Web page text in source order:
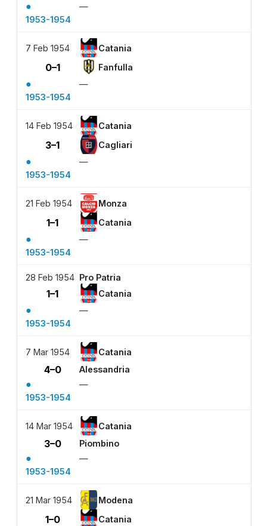
●
—
1953-1954
7 Feb 1954 Catania
0–1 Fanfulla
●
—
1953-1954
14 Feb 1954 Catania
3–1 Cagliari
●
—
1953-1954
21 Feb 1954 Monza
1–1 Catania
●
—
1953-1954
28 Feb 1954 Pro Patria
1–1 Catania
●
—
1953-1954
7 Mar 1954 Catania
4–0 Alessandria
●
—
1953-1954
14 Mar 1954 Catania
3–0 Piombino
●
—
1953-1954
21 Mar 1954 Modena
1–0 Catania